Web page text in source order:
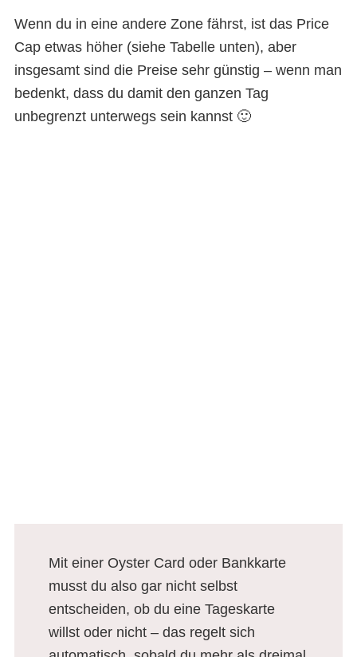
Wenn du in eine andere Zone fährst, ist das Price
Cap etwas höher (siehe Tabelle unten), aber
insgesamt sind die Preise sehr günstig – wenn man
bedenkt, dass du damit den ganzen Tag
unbegrenzt unterwegs sein kannst 🙂
Mit einer Oyster Card oder Bankkarte
musst du also gar nicht selbst
entscheiden, ob du eine Tageskarte
willst oder nicht – das regelt sich